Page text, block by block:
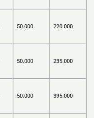
50.000 220.000
50.000 235.000
50.000 395.000